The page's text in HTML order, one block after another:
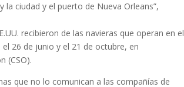
ciudad y el puerto de Nueva Orleans”,
recibieron de las navieras que operan en el
26 de junio y el 21 de octubre, en
(CSO).
que no lo comunican a las compañías de